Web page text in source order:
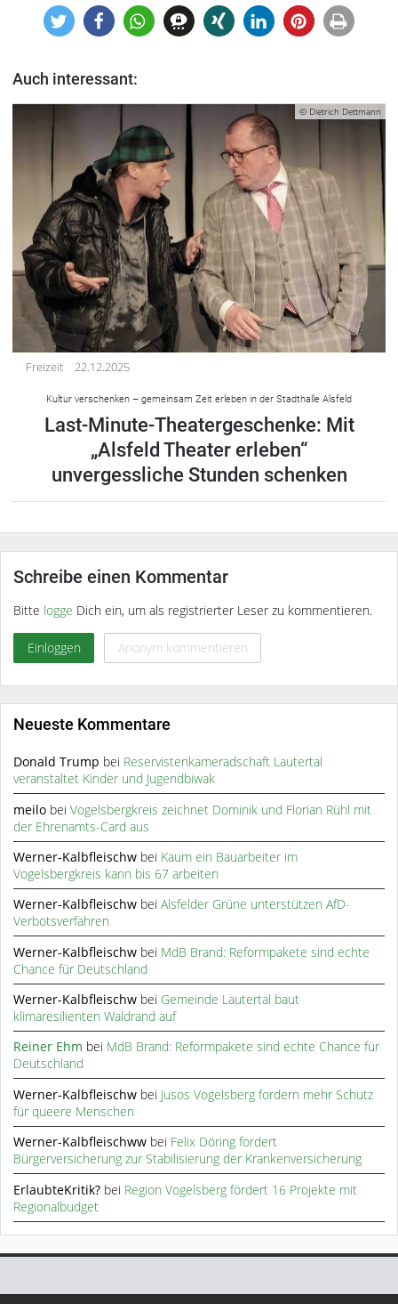
Auch interessant:
© Dietrich Dettmann
Freizeit 22.12.2025
Kultur verschenken – gemeinsam Zeit erleben in der Stadthalle Alsfeld
Last-Minute-Theatergeschenke: Mit
„Alsfeld Theater erleben“
unvergessliche Stunden schenken
Schreibe einen Kommentar
Bitte logge Dich ein, um als registrierter Leser zu kommentieren.
Einloggen Anonym kommentieren
Neueste Kommentare
Donald Trump bei Reservistenkameradschaft Lautertal
veranstaltet Kinder und Jugendbiwak
meilo beiVogelsbergkreis zeichnet Dominik und Florian Rühl mit
der Ehrenamts-Card aus
Werner-Kalbfleischw bei Kaum ein Bauarbeiter im
Vogelsbergkreis kann bis 67 arbeiten
Werner-Kalbfleischw beiAlsfelder Grüne unterstützen AfD-
Verbotsverfahren
Werner-Kalbfleischw bei MdB Brand: Reformpakete sind echte
Chance für Deutschland
Werner-Kalbfleischw bei Gemeinde Lautertal baut
klimaresilienten Waldrand auf
Reiner Ehm bei MdB Brand: Reformpakete sind echte Chance für
Deutschland
Werner-Kalbfleischw bei Jusos Vogelsberg fordern mehr Schutz
für queere Menschen
Werner-Kalbfleischww bei Felix Döring fordert
Bürgerversicherung zur Stabilisierung der Krankenversicherung
ErlaubteKritik? bei Region Vogelsberg fördert 16 Projekte mit
Regionalbudget